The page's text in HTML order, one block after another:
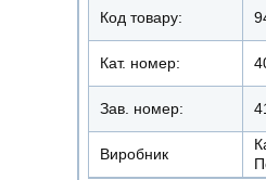
Код товару:
Кат. номер:
Зав. номер:
Виробник